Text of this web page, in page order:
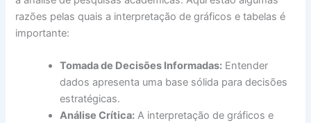
razões pelas quais a interpretação de gráficos e tabelas é
importante:
Tomada de Decisões Informadas: Entender
dados apresenta uma base sólida para decisões
estratégicas.
Análise Crítica: A interpretação de gráficos e